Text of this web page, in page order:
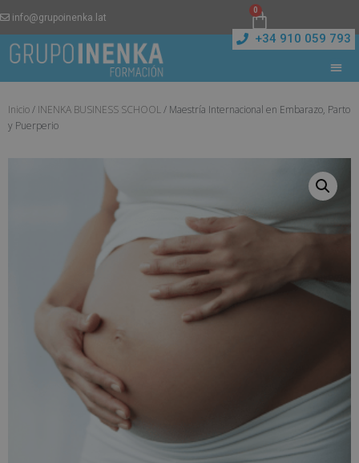
info@grupoinenka.lat
0
+34 910 059 793
Inicio/ INENKA BUSINESS SCHOOL/ Maestría Internacional en Embarazo, Parto
y Puerperio